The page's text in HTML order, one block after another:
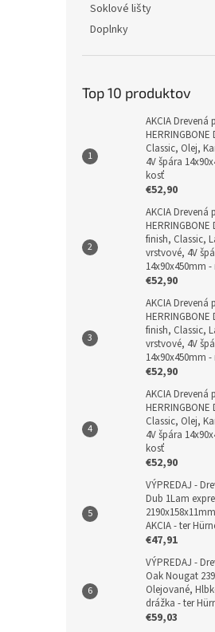
Soklové lišty
Doplnky
Top 10 produktov
AKCIA Drevená
Classic, Olej,
4V špára
kosť
€52,90
AKCIA Drevená
finish, Classic,
vrstvové, 4V
14x90x450mm
€52,90
AKCIA Drevená
finish, Classic,
vrstvové, 4V
14x90x450mm
€52,90
AKCIA Drevená
Classic, Olej,
4V špára
kosť
€52,90
VÝPREDAJ -
Dub 1Lam
AKCIA - ter
€47,91
VÝPREDAJ -
Oak Nougat
Olejované,
drážka - ter
€59,03